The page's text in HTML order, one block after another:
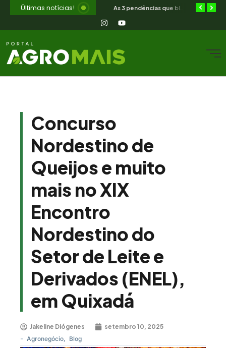
Últimas notícias!
Concurso
Nordestino de
Queijos e muito
mais no XIX
Encontro
Nordestino do
Setor de Leite e
Derivados (ENEL),
em Quixadá
Jakeline Diógenes setembro 10, 2025
- Agronegócio, Blog